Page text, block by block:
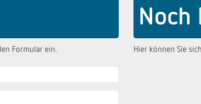
Formular ein.
Noch
Hier können Sie